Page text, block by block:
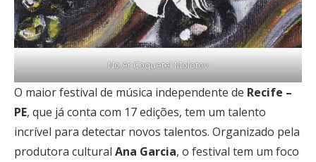
No Ar Coquetel Molotov
O maior festival de música independente de Recife –
PE, que já conta com 17 edições, tem um talento
incrível para detectar novos talentos. Organizado pela
produtora cultural Ana Garcia, o festival tem um foco